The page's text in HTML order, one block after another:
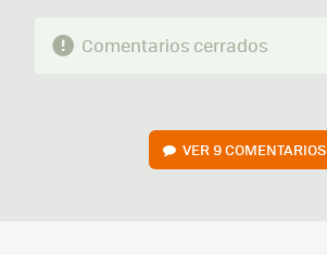
Comentarios cerrados
VER9 COMENTARIOS